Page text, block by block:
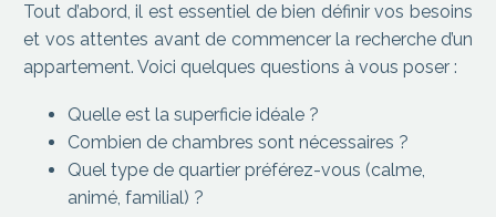
Tout d’abord, il est essentiel de bien définir vos besoins
et vos attentes avant de commencer la recherche d’un
appartement. Voici quelques questions à vous poser :
Quelle est la superficie idéale ?
Combien de chambres sont nécessaires ?
Quel type de quartier préférez-vous (calme,
animé, familial) ?